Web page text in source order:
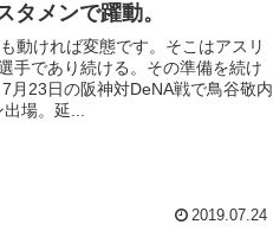
メンで躍動。
動ければ変態です。そこはアスリ
手であり続ける。その準備を続け
月23日の阪神対DeNA戦で鳥谷敬内
場。延...
2019.07.24